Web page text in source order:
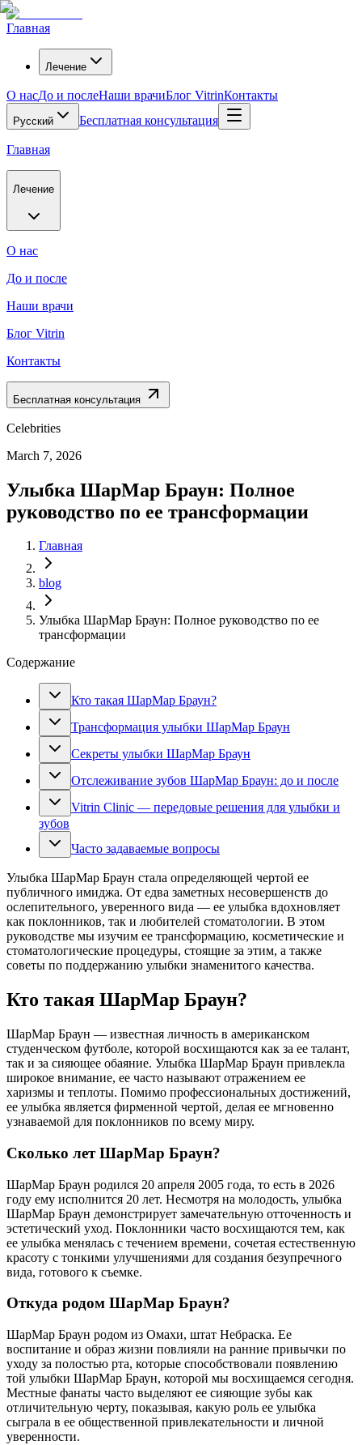
Главная
Лечение
О насДо и послеНаши врачиБлог VitrinКонтакты
Русский Бесплатная консультация
Главная
Лечение
О нас
До и после
Наши врачи
Блог Vitrin
Контакты
Бесплатная консультация
Celebrities
March 7, 2026
Улыбка ШарМар Браун: Полное
руководство по ее трансформации
Главная
blog
Улыбка ШарМар Браун: Полное руководство по ее
трансформации
Содержание
Кто такая ШарМар Браун?
Трансформация улыбки ШарМар Браун
Секреты улыбки ШарМар Браун
Отслеживание зубов ШарМар Браун: до и после
Vitrin Clinic — передовые решения для улыбки и
зубов
Часто задаваемые вопросы
Улыбка ШарМар Браун стала определяющей чертой ее
публичного имиджа. От едва заметных несовершенств до
ослепительного, уверенного вида — ее улыбка вдохновляет
как поклонников, так и любителей стоматологии. В этом
руководстве мы изучим ее трансформацию, косметические и
стоматологические процедуры, стоящие за этим, а также
советы по поддержанию улыбки знаменитого качества.
Кто такая ШарМар Браун?
ШарМар Браун — известная личность в американском
студенческом футболе, которой восхищаются как за ее талант,
так и за сияющее обаяние. Улыбка ШарМар Браун привлекла
широкое внимание, ее часто называют отражением ее
харизмы и теплоты. Помимо профессиональных достижений,
ее улыбка является фирменной чертой, делая ее мгновенно
узнаваемой для поклонников по всему миру.
Сколько лет ШарМар Браун?
ШарМар Браун родился 20 апреля 2005 года, то есть в 2026
году ему исполнится 20 лет. Несмотря на молодость, улыбка
ШарМар Браун демонстрирует замечательную отточенность и
эстетический уход. Поклонники часто восхищаются тем, как
ее улыбка менялась с течением времени, сочетая естественную
красоту с тонкими улучшениями для создания безупречного
вида, готового к съемке.
Откуда родом ШарМар Браун?
ШарМар Браун родом из Омахи, штат Небраска. Ее
воспитание и образ жизни повлияли на ранние привычки по
уходу за полостью рта, которые способствовали появлению
той улыбки ШарМар Браун, которой мы восхищаемся сегодня.
Местные фанаты часто выделяют ее сияющие зубы как
отличительную черту, показывая, какую роль ее улыбка
сыграла в ее общественной привлекательности и личной
уверенности.